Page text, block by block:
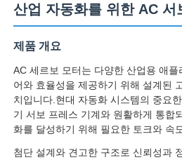
산업 자동화를 위한 AC 서
제품 개요
AC 세르보 모터는 다양한 산업용 애
어와 효율성을 제공하기 위해 설계된
치입니다.현대 자동화 시스템의 중요
기 서보 프레스 기계와 원활하게 통합
화를 달성하기 위해 필요한 토크와 속
첨단 설계와 견고한 구조로 신뢰성과